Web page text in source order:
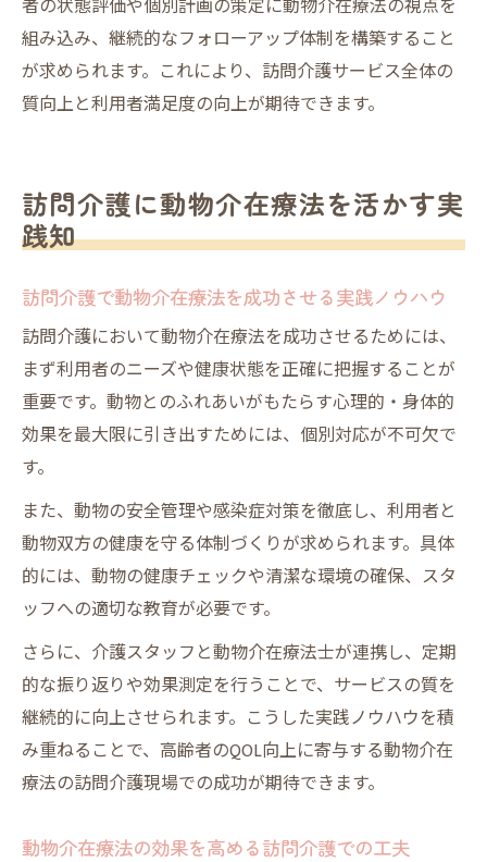
力
者の状態評価や個別計画の策定に動物介在療法の視点を
組み込み、継続的なフォローアップ体制を構築すること
が求められます。これにより、訪問介護サービス全体の
質向上と利用者満足度の向上が期待できます。
訪問介護に動物介在療法を活かす実
践知
訪問介護で動物介在療法を成功させる実践ノウハウ
訪問介護において動物介在療法を成功させるためには、
まず利用者のニーズや健康状態を正確に把握することが
重要です。動物とのふれあいがもたらす心理的・身体的
効果を最大限に引き出すためには、個別対応が不可欠で
す。
また、動物の安全管理や感染症対策を徹底し、利用者と
動物双方の健康を守る体制づくりが求められます。具体
的には、動物の健康チェックや清潔な環境の確保、スタ
ッフへの適切な教育が必要です。
さらに、介護スタッフと動物介在療法士が連携し、定期
的な振り返りや効果測定を行うことで、サービスの質を
継続的に向上させられます。こうした実践ノウハウを積
み重ねることで、高齢者のQOL向上に寄与する動物介在
療法の訪問介護現場での成功が期待できます。
動物介在療法の効果を高める訪問介護での工夫